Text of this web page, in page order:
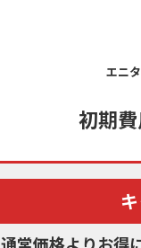
エニ
初期